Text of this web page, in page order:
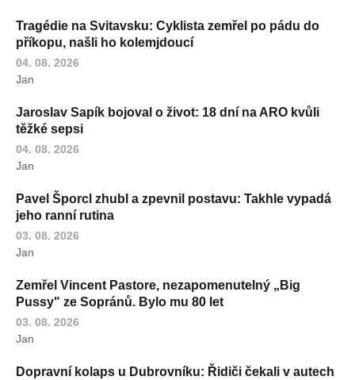
Tragédie na Svitavsku: Cyklista zemřel po pádu do
příkopu, našli ho kolemjdoucí
04. 08. 2026
Jan
Jaroslav Sapík bojoval o život: 18 dní na ARO kvůli
těžké sepsi
04. 08. 2026
Jan
Pavel Šporcl zhubl a zpevnil postavu: Takhle vypadá
jeho ranní rutina
03. 08. 2026
Jan
Zemřel Vincent Pastore, nezapomenutelný „Big
Pussy" ze Sopránů. Bylo mu 80 let
03. 08. 2026
Jan
Dopravní kolaps u Dubrovníku: Řidiči čekali v autech